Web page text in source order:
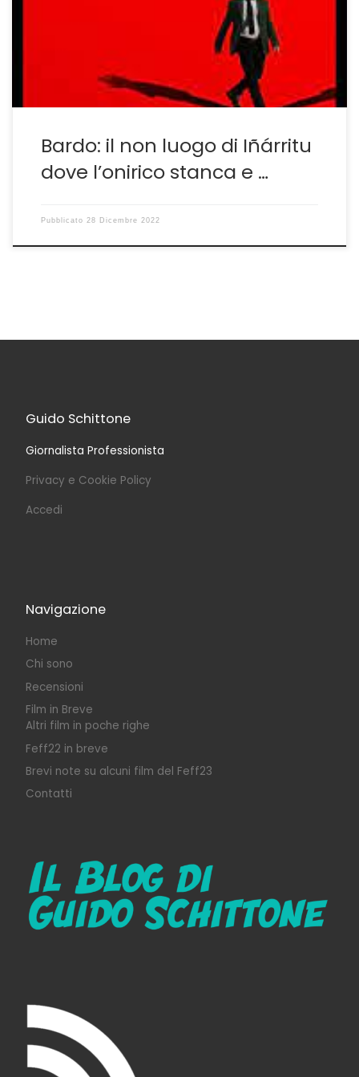
innegabile maestria scenica ma con una sceneggiatura
che appare confusa, sfuggente, non dando mai allo
spettatore l’impressione di essere dentro a una storia.
Bardo: il non luogo di Iñárritu
dove l’onirico stanca e …
Pubblicato 28 Dicembre 2022
Guido Schittone
Giornalista Professionista
Privacy e Cookie Policy
Accedi
Navigazione
Home
Chi sono
Recensioni
Film in Breve
Altri film in poche righe
Feff22 in breve
Brevi note su alcuni film del Feff23
Contatti